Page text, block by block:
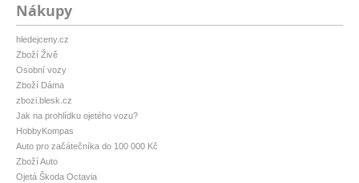
Nákupy
hledejceny.cz
Zboží Živě
Osobní vozy
Zboží Dáma
zbozi.blesk.cz
Jak na prohlídku ojetého vozu?
HobbyKompas
Auto pro začátečníka do 100 000 Kč
Zboží Auto
Ojetá Škoda Octavia